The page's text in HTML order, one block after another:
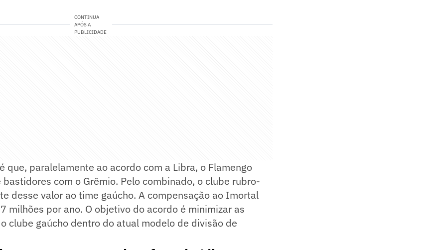
CONTINUA
APÓS A
PUBLICIDADE
que, paralelamente ao acordo com a Libra, o Flamengo
com o Grêmio. Pelo combinado, o clube rubro-
desse valor ao time gaúcho. A compensação ao Imortal
milhões por ano. O objetivo do acordo é minimizar as
clube gaúcho dentro do atual modelo de divisão de